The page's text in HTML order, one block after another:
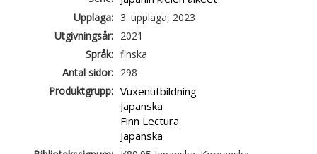
Upplaga: 3. upplaga, 2023
Utgivningsår: 2021
Språk: finska
Antal sidor: 298
Produktgrupp: Vuxenutbildning
Japanska
Finn Lectura
Japanska